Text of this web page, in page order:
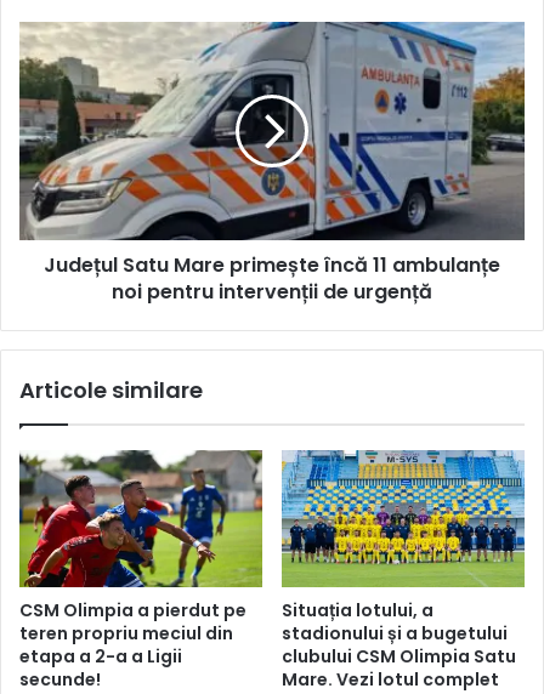
Județul Satu Mare primește încă 11 ambulanțe
noi pentru intervenții de urgență
Articole similare
CSM Olimpia a pierdut pe
teren propriu meciul din
etapa a 2-a a Ligii
secunde!
Situația lotului, a
stadionului și a bugetului
clubului CSM Olimpia Satu
Mare. Vezi lotul complet